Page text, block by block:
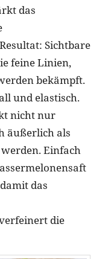
das
Sichtbare
feine Linien,
bekämpft.
und elastisch.
nicht nur
äußerlich als
Einfach
das
die